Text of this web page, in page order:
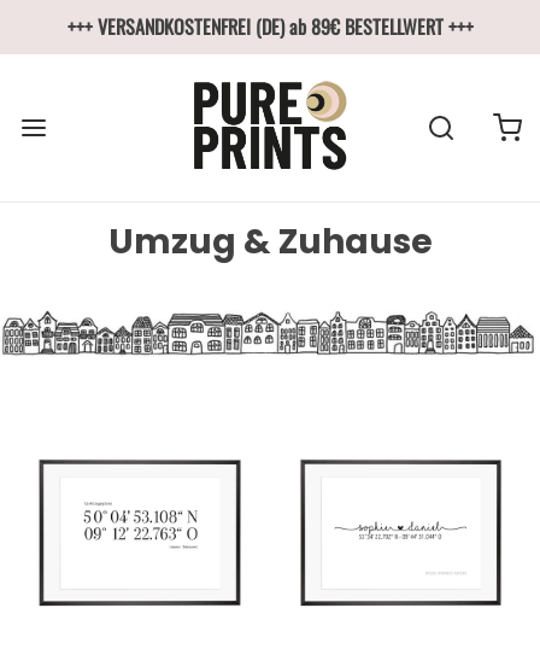
+++ VERSANDKOSTENFREI (DE) ab 89€ BESTELLWERT +++
Umzug & Zuhause